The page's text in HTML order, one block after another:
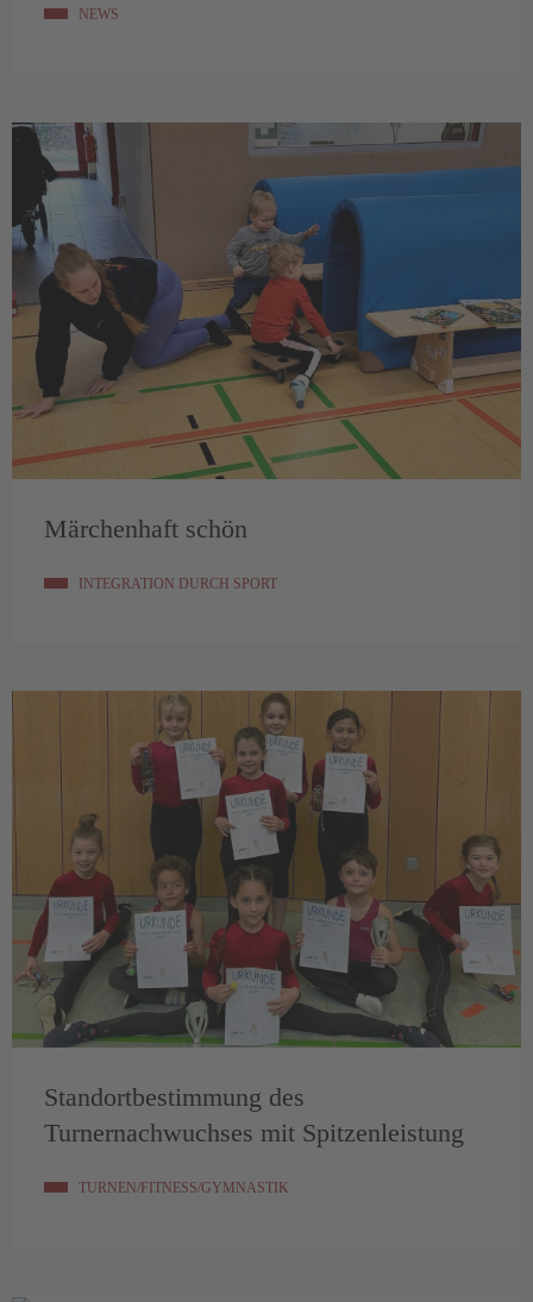
NEWS
Märchenhaft schön
INTEGRATION DURCH SPORT
Standortbestimmung des
Turnernachwuchses mit Spitzenleistung
TURNEN/FITNESS/GYMNASTIK